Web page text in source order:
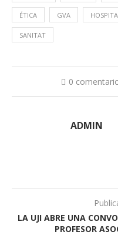
ÉTICA GVA
SANITAT
0
ADMIN
LA UJI ABRE UNA
PROFESOR